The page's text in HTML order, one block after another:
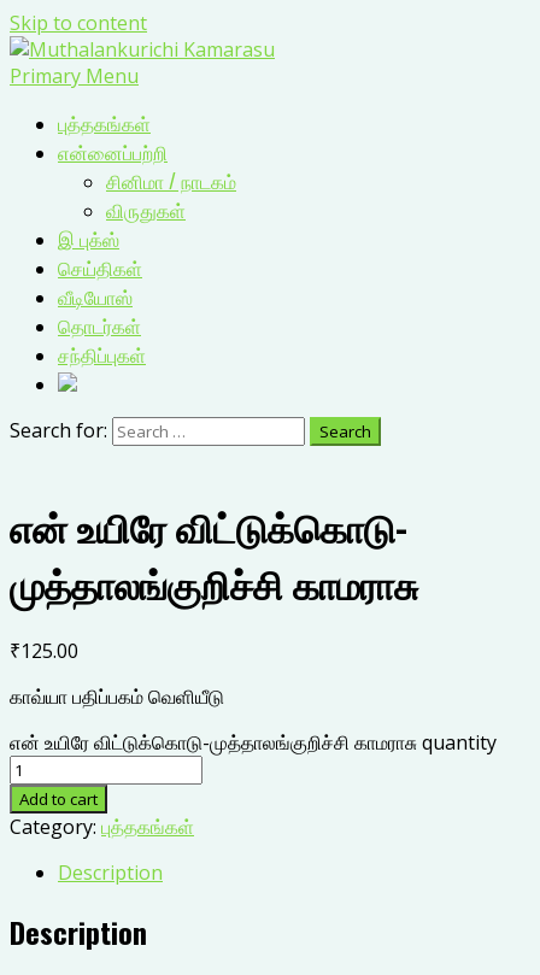
Skip to content
Primary Menu
புத்தகங்கள்
என்னைப்பற்றி
சினிமா / நாடகம்
விருதுகள்
இ புக்ஸ்
செய்திகள்
வீடியோஸ்
தொடர்கள்
சந்திப்புகள்
Search for:
என் உயிரே விட்டுக்கொடு-
முத்தாலங்குறிச்சி காமராசு
₹125.00
காவ்யா பதிப்பகம் வெளியீடு
என் உயிரே விட்டுக்கொடு-முத்தாலங்குறிச்சி காமராசு quantity
Add to cart
Category: புத்தகங்கள்
Description
Description